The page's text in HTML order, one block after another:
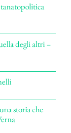
degli altri –
storia che